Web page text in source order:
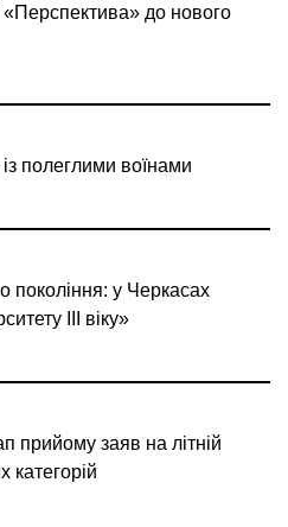
до нового
полеглими воїнами
покоління: у Черкасах
ІІІ віку»
прийому заяв на літній
категорій